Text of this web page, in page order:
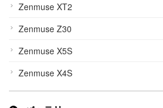
Zenmuse XT2
Zenmuse Z30
Zenmuse X5S
Zenmuse X4S